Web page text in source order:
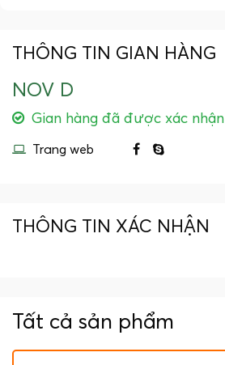
THÔNG TIN GIAN HÀNG
NOV D
Gian hàng đã được xác nhận
Trang web
THÔNG TIN XÁC NHẬN
Tất cả sản phẩm